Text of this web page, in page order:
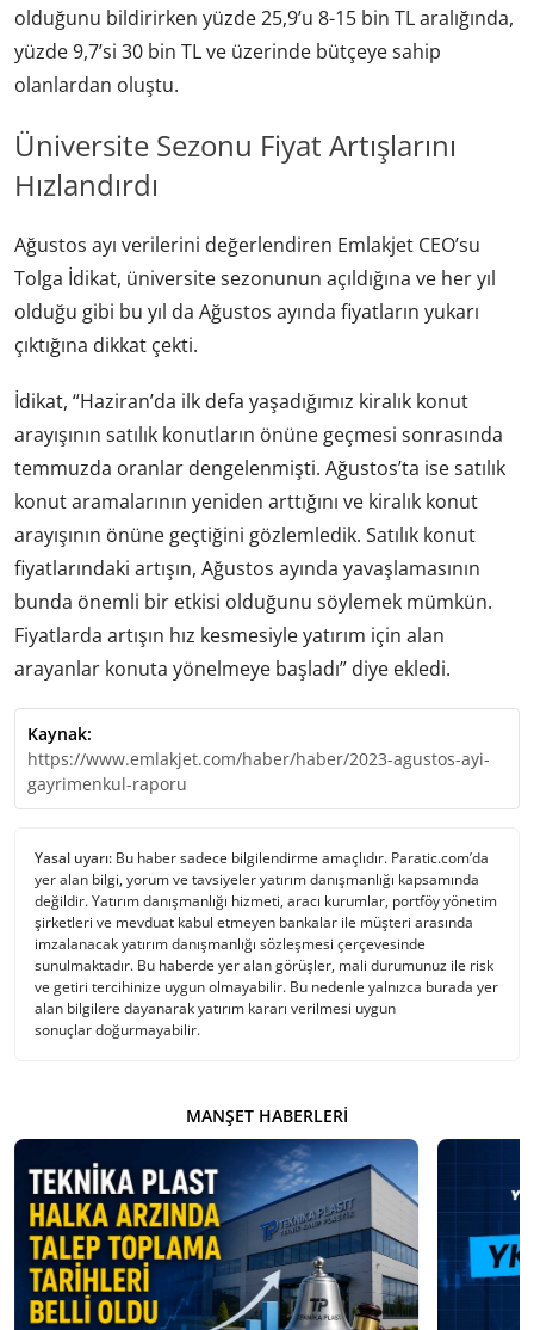
olduğunu bildirirken yüzde 25,9’u 8-15 bin TL aralığında,
yüzde 9,7’si 30 bin TL ve üzerinde bütçeye sahip
olanlardan oluştu.
Üniversite Sezonu Fiyat Artışlarını
Hızlandırdı
Ağustos ayı verilerini değerlendiren Emlakjet CEO’su
Tolga İdikat, üniversite sezonunun açıldığına ve her yıl
olduğu gibi bu yıl da Ağustos ayında fiyatların yukarı
çıktığına dikkat çekti.
İdikat, “Haziran’da ilk defa yaşadığımız kiralık konut
arayışının satılık konutların önüne geçmesi sonrasında
temmuzda oranlar dengelenmişti. Ağustos’ta ise satılık
konut aramalarının yeniden arttığını ve kiralık konut
arayışının önüne geçtiğini gözlemledik. Satılık konut
fiyatlarındaki artışın, Ağustos ayında yavaşlamasının
bunda önemli bir etkisi olduğunu söylemek mümkün.
Fiyatlarda artışın hız kesmesiyle yatırım için alan
arayanlar konuta yönelmeye başladı” diye ekledi.
Kaynak:
https://www.emlakjet.com/haber/haber/2023-agustos-ayi-
gayrimenkul-raporu
Yasal uyarı: Bu haber sadece bilgilendirme amaçlıdır. Paratic.com’da
yer alan bilgi, yorum ve tavsiyeler yatırım danışmanlığı kapsamında
değildir. Yatırım danışmanlığı hizmeti, aracı kurumlar, portföy yönetim
şirketleri ve mevduat kabul etmeyen bankalar ile müşteri arasında
imzalanacak yatırım danışmanlığı sözleşmesi çerçevesinde
sunulmaktadır. Bu haberde yer alan görüşler, mali durumunuz ile risk
ve getiri tercihinize uygun olmayabilir. Bu nedenle yalnızca burada yer
alan bilgilere dayanarak yatırım kararı verilmesi uygun
sonuçlar doğurmayabilir.
MANŞET HABERLERI